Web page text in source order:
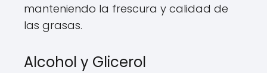
manteniendo la frescura y calidad de
las grasas.
Alcohol y Glicerol